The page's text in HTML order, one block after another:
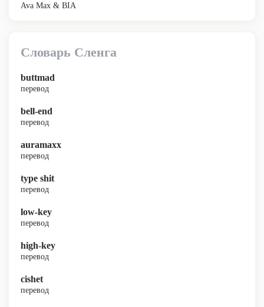
Ava Max & BIA
Словарь Сленга
buttmad
перевод
bell-end
перевод
auramaxx
перевод
type shit
перевод
low-key
перевод
high-key
перевод
cishet
перевод